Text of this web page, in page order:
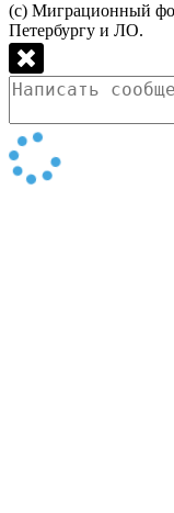
(с) Миграционный
Петербургу и ЛО.